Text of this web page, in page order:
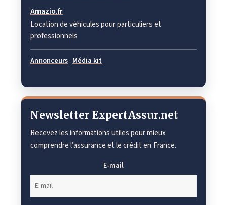
Amazio.fr
Location de véhicules pour particuliers et
professionnels
Annonceurs · Média kit
Newsletter ExpertAssur.net
Recevez les informations utiles pour mieux
comprendre l’assurance et le crédit en France.
E-mail